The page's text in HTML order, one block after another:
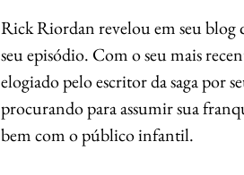
Rick Riordan revelou em seu blog
seu episódio. Com o seu mais
elogiado pelo escritor da saga por
procurando para assumir sua
bem com o público infantil.